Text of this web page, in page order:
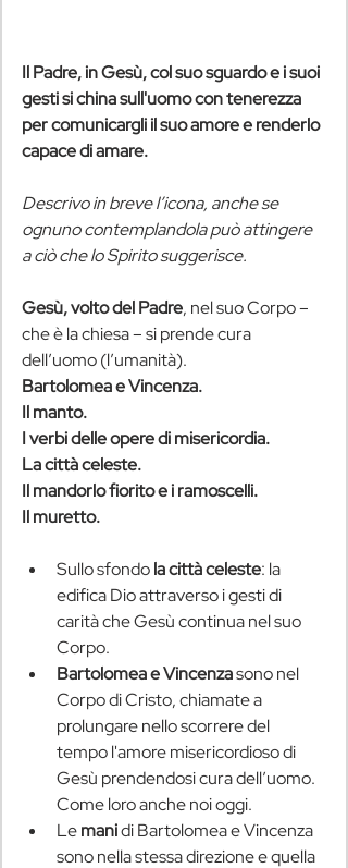
Il Padre, in Gesù, col suo sguardo e i suoi
gesti si china sull'uomo con tenerezza
per comunicargli il suo amore e renderlo
capace di amare.
Descrivo in breve l’icona, anche se
ognuno contemplandola può attingere
a ciò che lo Spirito suggerisce.
Gesù, volto del Padre, nel suo Corpo –
che è la chiesa – si prende cura
dell’uomo (l’umanità).
Bartolomea e Vincenza.
Il manto.
I verbi delle opere di misericordia.
La città celeste.
Il mandorlo fiorito e i ramoscelli.
Il muretto.
Sullo sfondo la città celeste: la
edifica Dio attraverso i gesti di
carità che Gesù continua nel suo
Corpo.
Bartolomea e Vincenza sono nel
Corpo di Cristo, chiamate a
prolungare nello scorrere del
tempo l'amore misericordioso di
Gesù prendendosi cura dell’uomo.
Come loro anche noi oggi.
Le mani di Bartolomea e Vincenza
sono nella stessa direzione e quella